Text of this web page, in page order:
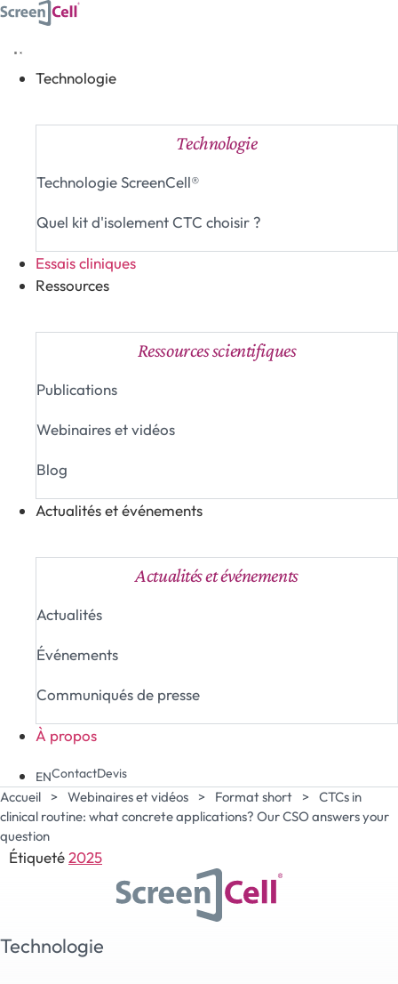
Aller
contenu
Technologie
Technologie
Technologie ScreenCell®
Quel kit d'isolement CTC choisir ?
Essais cliniques
Ressources
Ressources scientifiques
Publications
Webinaires et vidéos
Blog
Actualités et événements
Actualités et événements
Actualités
Événements
Communiqués de presse
À propos
ENContactDevis
Accueil > Webinaires et vidéos > Format short > CTCs in
clinical routine: what concrete applications? Our CSO answers your
question
Étiqueté2025
Technologie